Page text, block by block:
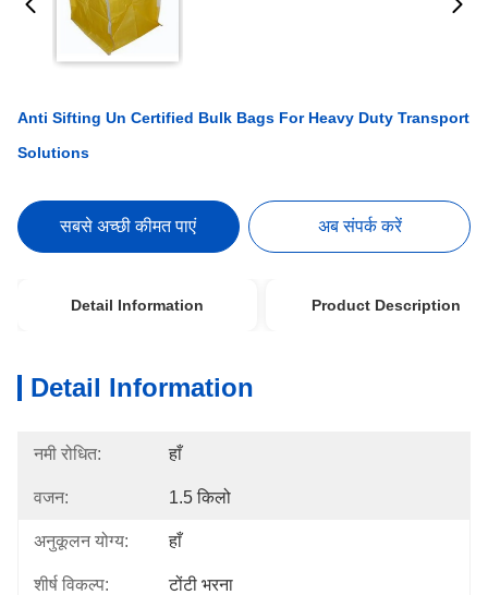
Anti Sifting Un Certified Bulk Bags For Heavy Duty Transport
Solutions
सबसे अच्छी कीमत पाएं अब संपर्क करें
Detail Information Product Description
Detail Information
नमी रोधित: हाँ
वजन: 1.5 किलो
अनुकूलन योग्य: हाँ
शीर्ष विकल्प: टोंटी भरना